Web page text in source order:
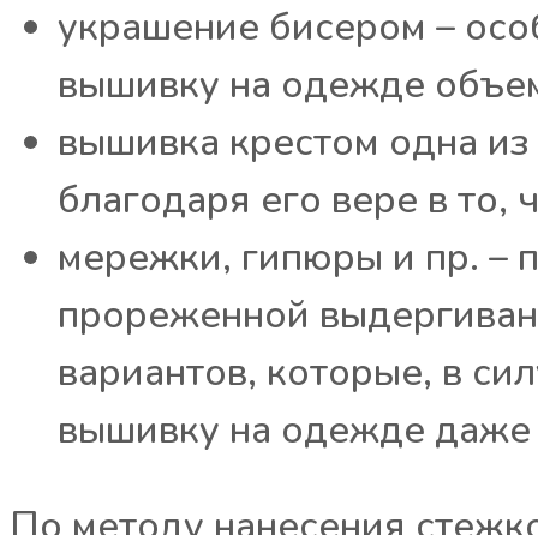
украшение бисером –
вышивку на одежде
вышивка крестом одна
благодаря его вере в то,
мережки, гипюры и пр. –
прореженной
вариантов, которые, в
вышивку на одежде